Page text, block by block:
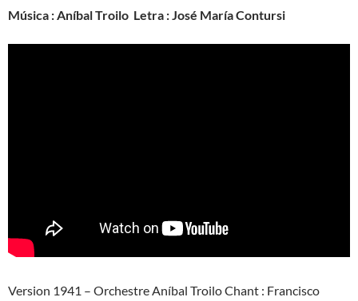
Música : Aníbal Troilo Letra : José María Contursi
Version 1941 – Orchestre Aníbal Troilo Chant : Francisco